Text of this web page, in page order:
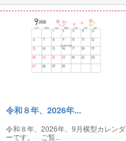
令和８年、2026年...
令和８年、2026年、9月横型カレンダ
ーです。 ご覧...